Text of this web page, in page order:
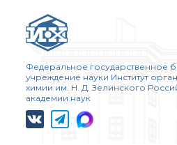
Федеральное государственное
учреждение науки Институт
химии им. Н. Д. Зелинского
академии наук